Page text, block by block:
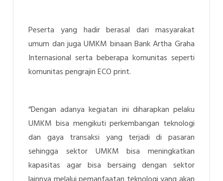
Peserta yang hadir berasal dari masyarakat
umum dan juga UMKM binaan Bank Artha Graha
Internasional serta beberapa komunitas seperti
komunitas pengrajin ECO print.
“Dengan adanya kegiatan ini diharapkan pelaku
UMKM bisa mengikuti perkembangan teknologi
dan gaya transaksi yang terjadi di pasaran
sehingga sektor UMKM bisa meningkatkan
kapasitas agar bisa bersaing dengan sektor